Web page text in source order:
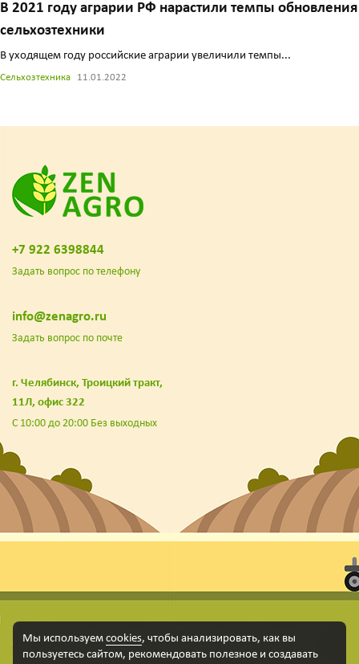
В 2021 году аграрии РФ нарастили темпы обновления
сельхозтехники
В уходящем году российские аграрии увеличили темпы...
Сельхозтехника 11.01.2022
+7 922 6398844
Задать вопрос по телефону
info@zenagro.ru
Задать вопрос по почте
г. Челябинск, Троицкий тракт,
11Л, офис 322
С 10:00 до 20:00 Без выходных
© 2018-2022. ООО «Зен Агро», официальный сайт. Сайт zenagro.ru использует
куки-файлы и другие технологии, чтобы помочь вам в навигации, а также
предоставить лучший пользовательский опыт, анализировать использование
Мы используем cookies, чтобы анализировать, как вы
пользуетесь сайтом, рекомендовать полезное и создавать